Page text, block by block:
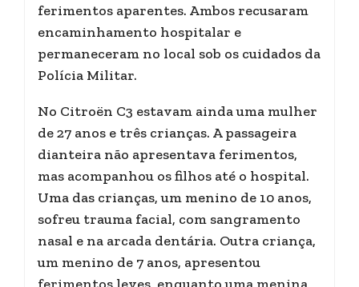
ferimentos aparentes. Ambos recusaram
encaminhamento hospitalar e
permaneceram no local sob os cuidados da
Polícia Militar.
No Citroën C3 estavam ainda uma mulher
de 27 anos e três crianças. A passageira
dianteira não apresentava ferimentos,
mas acompanhou os filhos até o hospital.
Uma das crianças, um menino de 10 anos,
sofreu trauma facial, com sangramento
nasal e na arcada dentária. Outra criança,
um menino de 7 anos, apresentou